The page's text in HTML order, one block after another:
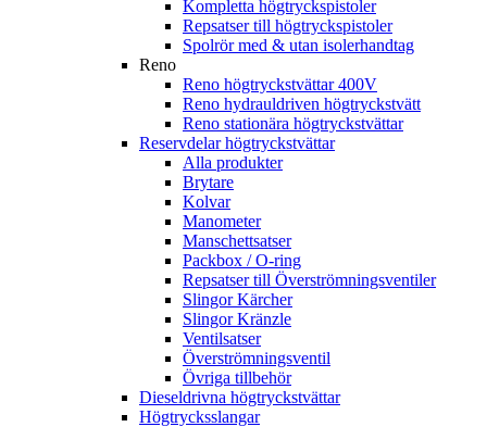
Kompletta högtryckspistoler
Repsatser till högtryckspistoler
Spolrör med & utan isolerhandtag
Reno
Reno högtryckstvättar 400V
Reno hydrauldriven högtryckstvätt
Reno stationära högtryckstvättar
Reservdelar högtryckstvättar
Alla produkter
Brytare
Kolvar
Manometer
Manschettsatser
Packbox / O-ring
Repsatser till Överströmningsventiler
Slingor Kärcher
Slingor Kränzle
Ventilsatser
Överströmningsventil
Övriga tillbehör
Dieseldrivna högtryckstvättar
Högtrycksslangar